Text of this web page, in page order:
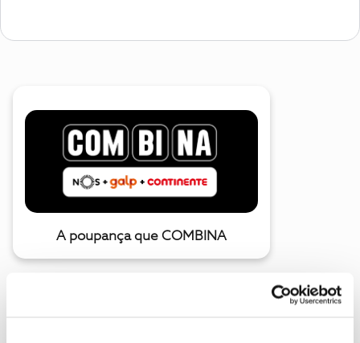
A poupança que COMBINA